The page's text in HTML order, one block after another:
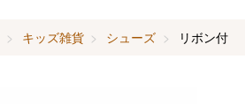
キッズ雑貨 シューズ リボン付